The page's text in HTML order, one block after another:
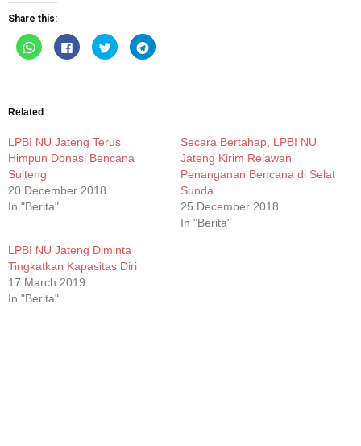
Share this:
Click
to
share
(Opens
new
Click
to
share
Click
to
share
Click
to
Related
LPBI NU Jateng Terus
Himpun Donasi Bencana
Sulteng
20 December 2018
In "Berita"
Secara Bertahap, LPBI NU
Jateng Kirim Relawan
Penanganan Bencana di Selat
Sunda
25 December 2018
In "Berita"
LPBI NU Jateng Diminta
Tingkatkan Kapasitas Diri
17 March 2019
In "Berita"